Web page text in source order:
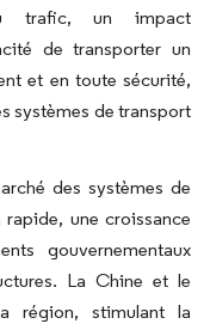
trafic, un impact
de transporter un
et en toute sécurité,
systèmes de transport
des systèmes de
une croissance
gouvernementaux
La Chine et le
région, stimulant la